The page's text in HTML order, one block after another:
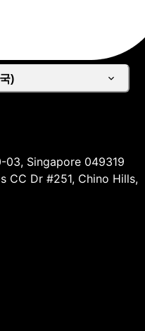
)
03, Singapore 049319
CC Dr #251, Chino Hills,